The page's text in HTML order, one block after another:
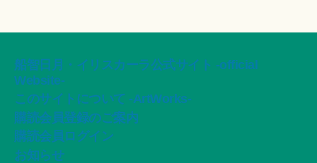
船智日月・イリスカーラ公式サイト -official
Website-
このサイトについて -ArtWorks-
購読会員登録のご案内
購読会員ログイン
お知らせ